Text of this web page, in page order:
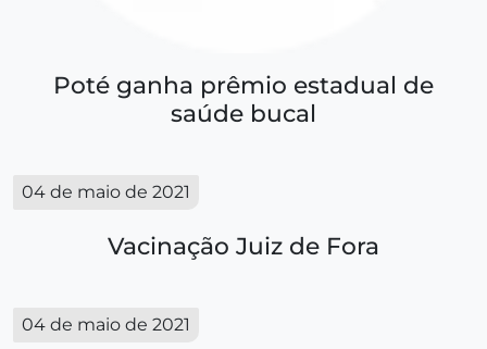
Poté ganha prêmio estadual de
saúde bucal
04 de maio de 2021
Vacinação Juiz de Fora
04 de maio de 2021